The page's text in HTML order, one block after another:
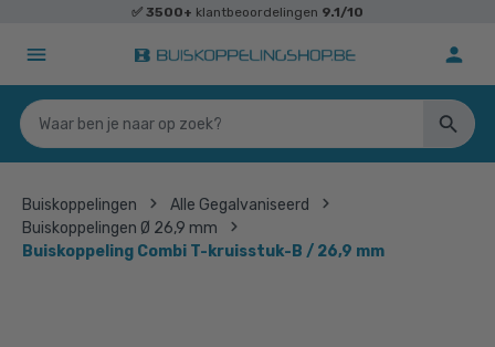
✅ 3500+ klantbeoordelingen 9.1/10
Buiskoppelingen
Alle Gegalvaniseerd
Buiskoppelingen Ø 26,9 mm
Buiskoppeling Combi T-kruisstuk-B / 26,9 mm